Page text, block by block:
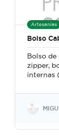
Artesanías
Bolso
Bolso
zipper,
internas
alto.